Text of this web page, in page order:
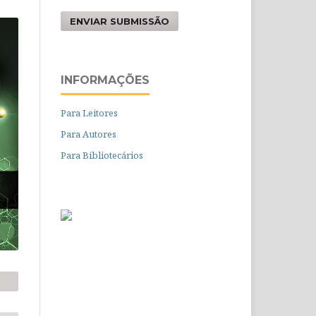
ENVIAR SUBMISSÃO
INFORMAÇÕES
Para Leitores
Para Autores
Para Bibliotecários